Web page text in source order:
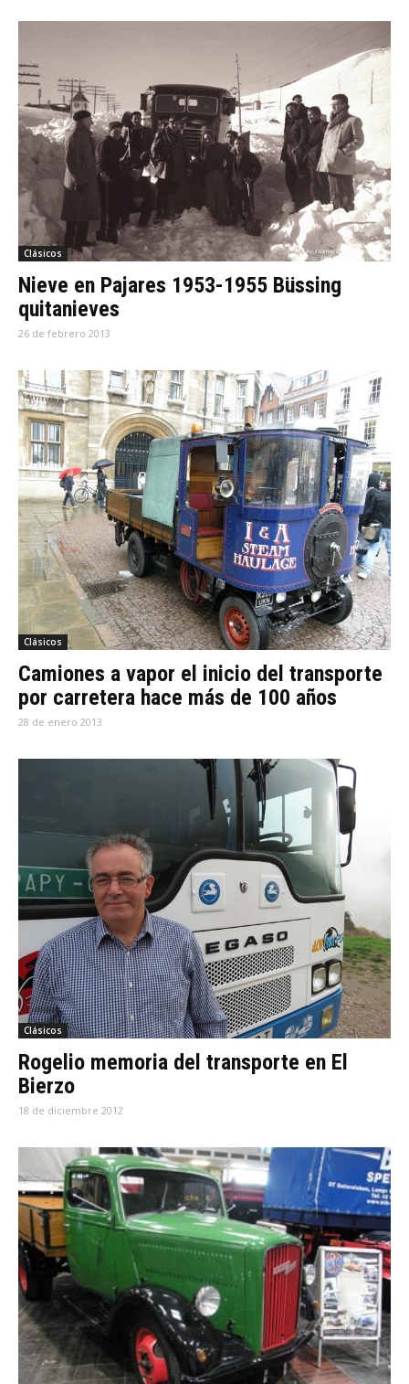
Clásicos
Nieve en Pajares 1953-1955 Büssing
quitanieves
26 de febrero 2013
Clásicos
Camiones a vapor el inicio del transporte
por carretera hace más de 100 años
28 de enero 2013
Clásicos
Rogelio memoria del transporte en El
Bierzo
18 de diciembre 2012